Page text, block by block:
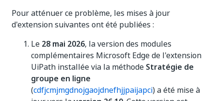
Pour atténuer ce problème, les mises à jour
d'extension suivantes ont été publiées :
Le 28 mai 2026, la version des modules
complémentaires Microsoft Edge de l'extension
UiPath installée via la méthode Stratégie de
groupe en ligne
(cdfjcmjmgdnojgaojdnefhjjpaijapci) a été mise à